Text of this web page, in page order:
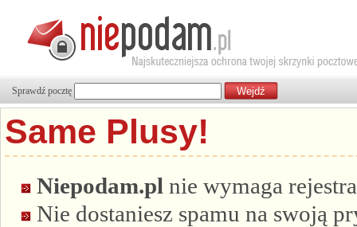
Sprawdź pocztę
Same Plusy!
Niepodam.pl nie wymaga
Nie dostaniesz spamu na swoją